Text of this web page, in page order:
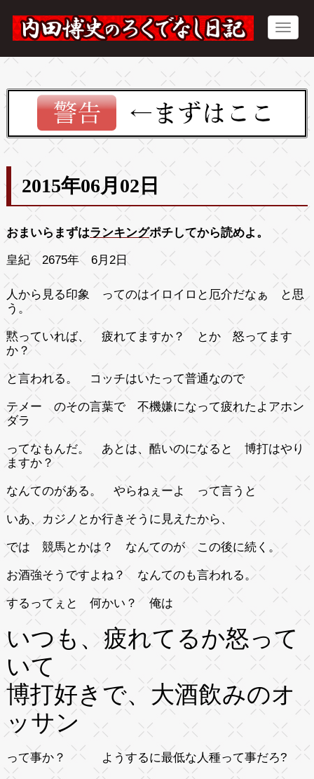
2015年06月02日
おまいらまずはランキングポチしてから読めよ。
皇紀 2675年 6月2日
人から見る印象 ってのはイロイロと厄介だなぁ と思
う。
黙っていれば、 疲れてますか？ とか 怒ってます
か？
と言われる。 コッチはいたって普通なので
テメー のその言葉で 不機嫌になって疲れたよアホン
ダラ
ってなもんだ。 あとは、酷いのになると 博打はやり
ますか？
なんてのがある。 やらねぇーよ って言うと
いあ、カジノとか行きそうに見えたから、
では 競馬とかは？ なんてのが この後に続く。
お酒強そうですよね？ なんてのも言われる。
するってぇと 何かい？ 俺は
いつも、疲れてるか怒って
いて
博打好きで、大酒飲みのオ
ッサン
って事か？ ようするに最低な人種って事だろ?